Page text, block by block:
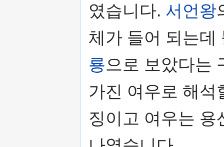
였습니다. 서언왕
체가 들어 되는
룡으로 보았다는
가진 여우로 해석
징이고 여우는 용